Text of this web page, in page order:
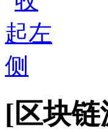
[区块链